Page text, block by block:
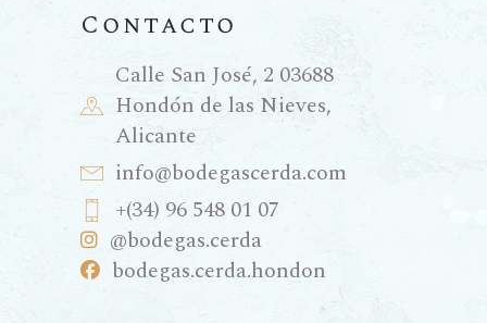
Contacto
Calle San José, 2 03688
Hondón de las Nieves,
Alicante
info@bodegascerda.com
+(34) 96 548 01 07
@bodegas.cerda
bodegas.cerda.hondon